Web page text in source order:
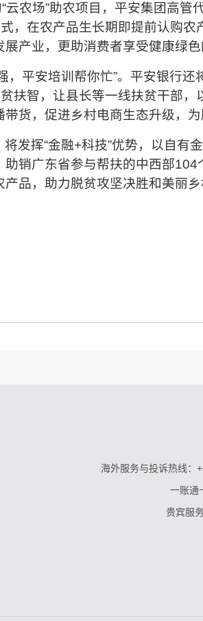
云农场”助农项目，平安集团高管
，在农产品生长期即提前认购农
产业，更助消费者享受健康绿色
，平安培训帮你忙”。平安银行还
贫扶智，让县长等一线扶贫干部
货，促进乡村电商生态升级，为
发挥“金融+科技”优势，以自有
助销广东省参与帮扶的中西部104
产品，助力脱贫攻坚决胜和美丽乡
海外服务与投诉热线：
一账通
贵宾服